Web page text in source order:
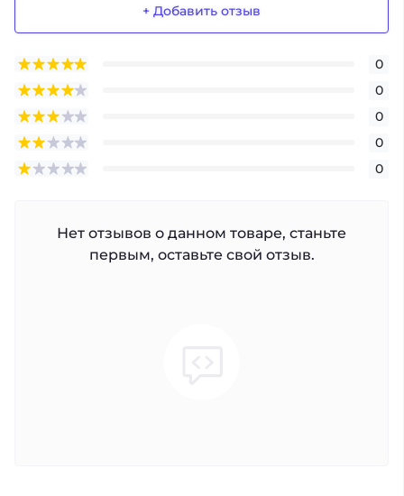
+ Добавить отзыв
0
0
0
0
0
Нет отзывов о данном товаре, станьте
первым, оставьте свой отзыв.